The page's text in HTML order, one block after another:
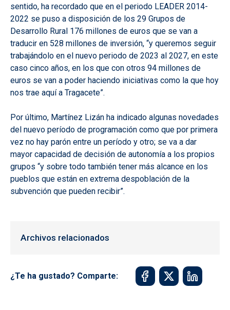
sentido, ha recordado que en el periodo LEADER 2014-
2022 se puso a disposición de los 29 Grupos de
Desarrollo Rural 176 millones de euros que se van a
traducir en 528 millones de inversión, “y queremos seguir
trabajándolo en el nuevo periodo de 2023 al 2027, en este
caso cinco años, en los que con otros 94 millones de
euros se van a poder haciendo iniciativas como la que hoy
nos trae aquí a Tragacete”.
Por último, Martínez Lizán ha indicado algunas novedades
del nuevo período de programación como que por primera
vez no hay parón entre un período y otro; se va a dar
mayor capacidad de decisión de autonomía a los propios
grupos “y sobre todo también tener más alcance en los
pueblos que están en extrema despoblación de la
subvención que pueden recibir”.
Archivos relacionados
¿Te ha gustado? Comparte: